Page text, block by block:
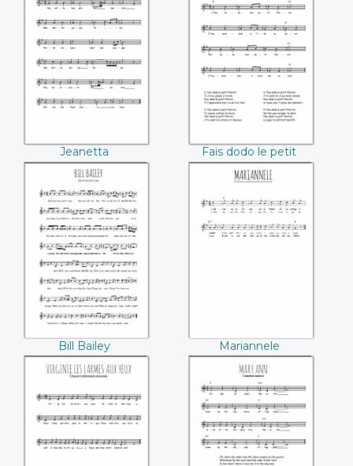
Jeanetta
Jeanetta
Fais dodo le petit
Pierrot
Fais dodo le petit
Pierrot
Bill Bailey
Bill Bailey Mariannele
Virginie les larmes
Mary Ann